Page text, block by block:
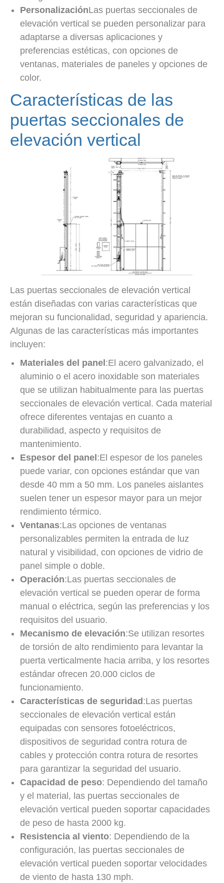
PersonalizaciónLas puertas seccionales de
elevación vertical se pueden personalizar para
adaptarse a diversas aplicaciones y
preferencias estéticas, con opciones de
ventanas, materiales de paneles y opciones de
color.
Características de las
puertas seccionales de
elevación vertical
Las puertas seccionales de elevación vertical
están diseñadas con varias características que
mejoran su funcionalidad, seguridad y apariencia.
Algunas de las características más importantes
incluyen:
Materiales del panel :El acero galvanizado, el
aluminio o el acero inoxidable son materiales
que se utilizan habitualmente para las puertas
seccionales de elevación vertical. Cada material
ofrece diferentes ventajas en cuanto a
durabilidad, aspecto y requisitos de
mantenimiento.
Espesor del panel :El espesor de los paneles
puede variar, con opciones estándar que van
desde 40 mm a 50 mm. Los paneles aislantes
suelen tener un espesor mayor para un mejor
rendimiento térmico.
Ventanas:Las opciones de ventanas
personalizables permiten la entrada de luz
natural y visibilidad, con opciones de vidrio de
panel simple o doble.
Operación:Las puertas seccionales de
elevación vertical se pueden operar de forma
manual o eléctrica, según las preferencias y los
requisitos del usuario.
Mecanismo de elevación:Se utilizan resortes
de torsión de alto rendimiento para levantar la
puerta verticalmente hacia arriba, y los resortes
estándar ofrecen 20.000 ciclos de
funcionamiento.
Características de seguridad :Las puertas
seccionales de elevación vertical están
equipadas con sensores fotoeléctricos,
dispositivos de seguridad contra rotura de
cables y protección contra rotura de resortes
para garantizar la seguridad del usuario.
Capacidad de peso: Dependiendo del tamaño
y el material, las puertas seccionales de
elevación vertical pueden soportar capacidades
de peso de hasta 2000 kg.
Resistencia al viento: Dependiendo de la
configuración, las puertas seccionales de
elevación vertical pueden soportar velocidades
de viento de hasta 130 mph.